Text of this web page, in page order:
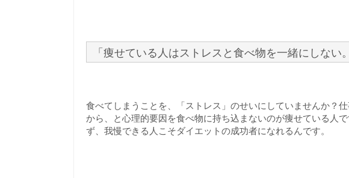
「痩せている人はストレスと食べ物を一緒にしない
食べてしまうことを、「ストレス」のせいにしていませんか？
から、と心理的要因を食べ物に持ち込まないのが痩せている人
ず、我慢できる人こそダイエットの成功者になれるんです。